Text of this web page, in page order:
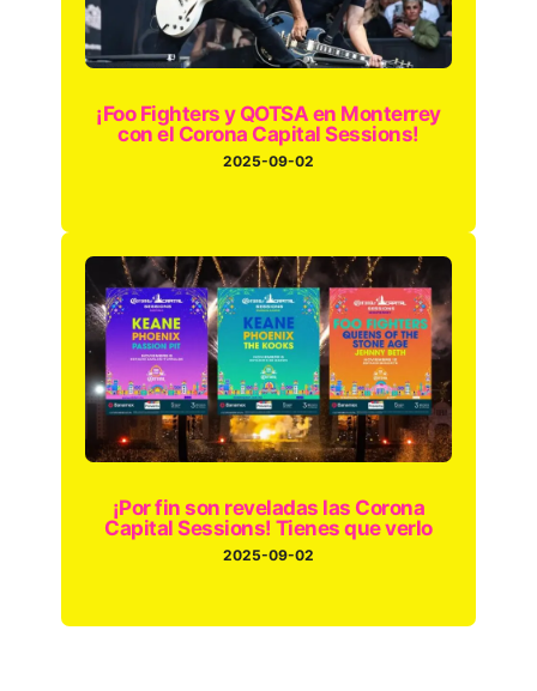
¡Foo Fighters y QOTSA en Monterrey
con el Corona Capital Sessions!
2025-09-02
¡Por fin son reveladas las Corona
Capital Sessions! Tienes que verlo
2025-09-02